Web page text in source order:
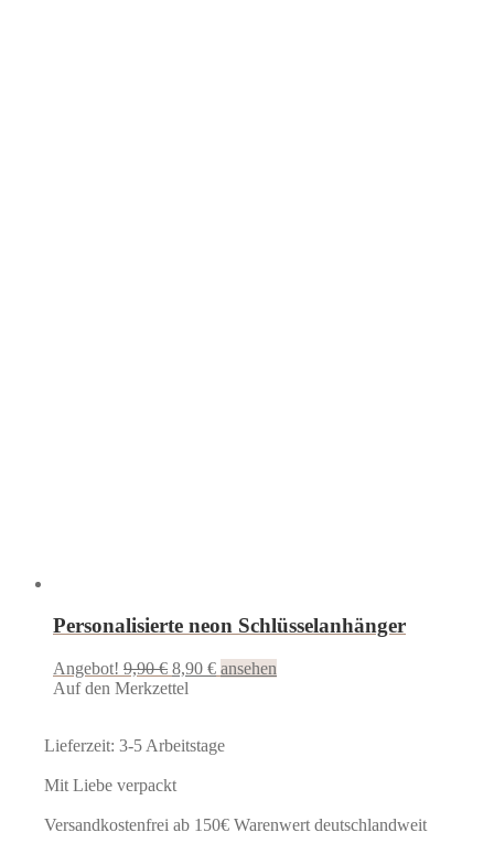
Personalisierte neon Schlüsselanhänger
Angebot! 9,90€ Ursprünglicher
Preis
8,90 €Aktueller
ansehen
Auf den Merkzettel
Lieferzeit: 3-5 Arbeitstage
Mit Liebe verpackt
Versandkostenfrei ab 150€ Warenwert deutschlandweit